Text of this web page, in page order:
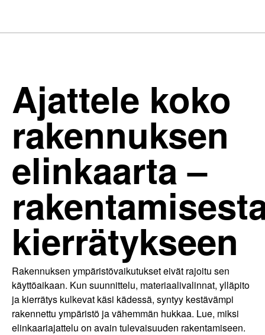
Ajattele koko
rakennuksen
elinkaarta –
kierrätykseen
Rakennuksen ympäristövaikutukset eivät rajoitu sen
käyttöaikaan. Kun suunnittelu, materiaalivalinnat, ylläpito
ja kierrätys kulkevat käsi kädessä, syntyy kestävämpi
rakennettu ympäristö ja vähemmän hukkaa. Lue, miksi
elinkaariajattelu on avain tulevaisuuden rakentamiseen.